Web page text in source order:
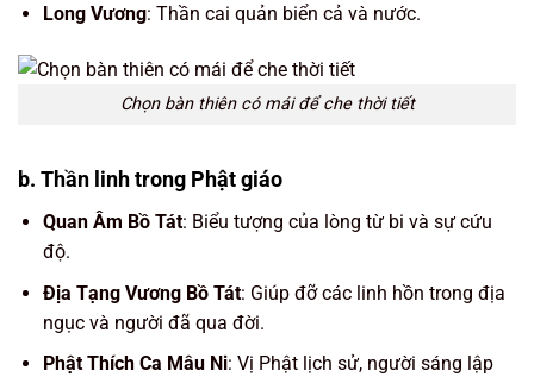
Long Vương: Thần cai quản biển cả và nước.
Chọn bàn thiên có mái để che thời tiết
b. Thần linh trong Phật giáo
Quan Âm Bồ Tát: Biểu tượng của lòng từ bi và sự cứu
độ.
Địa Tạng Vương Bồ Tát: Giúp đỡ các linh hồn trong địa
ngục và người đã qua đời.
Phật Thích Ca Mâu Ni: Vị Phật lịch sử, người sáng lập